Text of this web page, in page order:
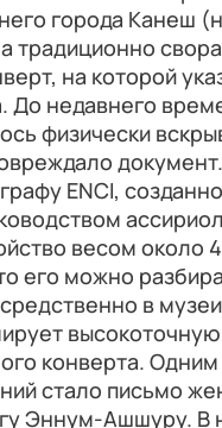
города Канеш
традиционно
на которой
До недавнего
физически
ENCI,
весом около
его можно
в
конверта.
стало письмо
Эннум-Ашшуру. В